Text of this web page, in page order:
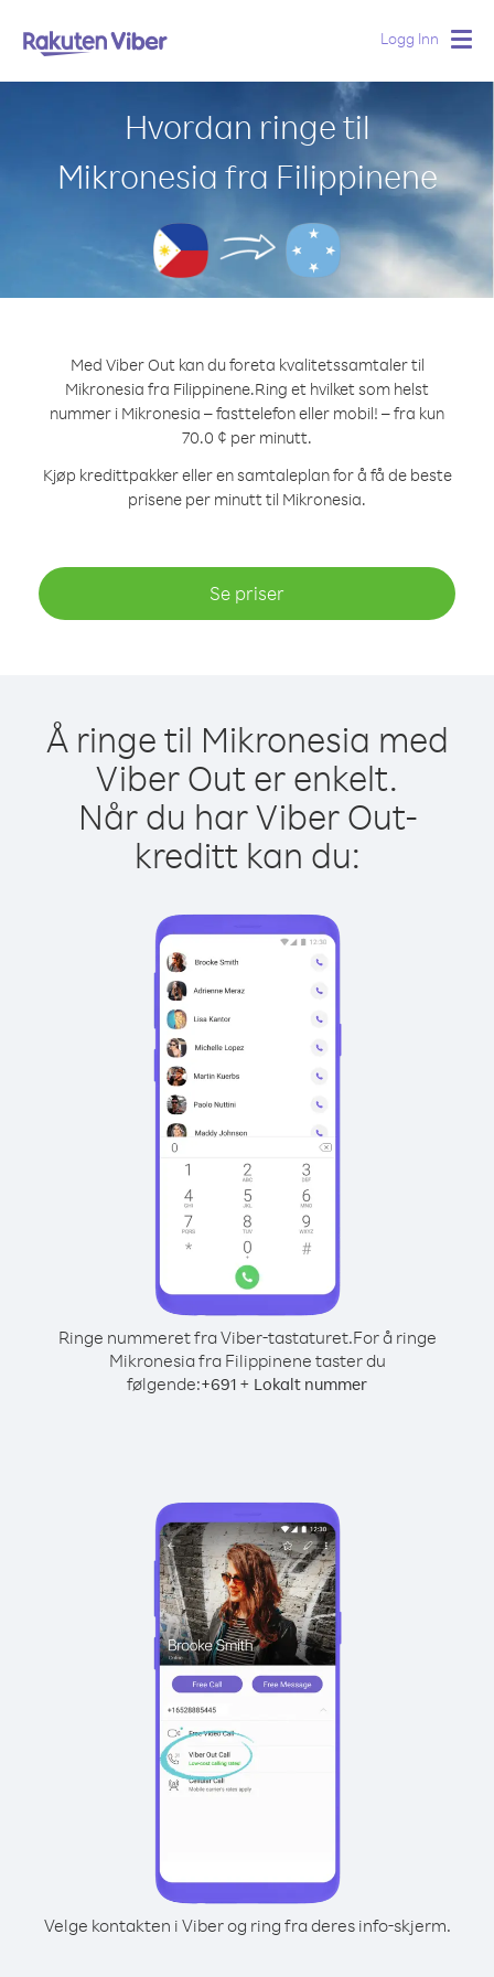
Logg Inn
Hvordan ringe til
Mikronesia fra Filippinene
Med Viber Out kan du foreta kvalitetssamtaler til
Mikronesia fra Filippinene.Ring et hvilket som helst
nummer i Mikronesia – fasttelefon eller mobil! – fra kun
70.0 ¢ per minutt.
Kjøp kredittpakker eller en samtaleplan for å få de beste
prisene per minutt til Mikronesia.
Se priser
Å ringe til Mikronesia med
Viber Out er enkelt.
Når du har Viber Out-
kreditt kan du:
Ringe nummeret fra Viber-tastaturet.For å ringe
Mikronesia fra Filippinene taster du
følgende:+691 + Lokalt nummer
Velge kontakten i Viber og ring fra deres info-skjerm.